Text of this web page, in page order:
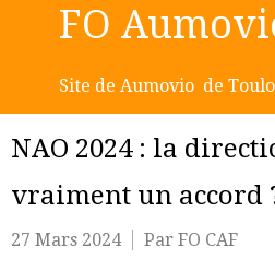
FO
Site de Aumovio de
NAO 2024 : la
vraiment un accord
27 Mars 2024
Par FO CAF